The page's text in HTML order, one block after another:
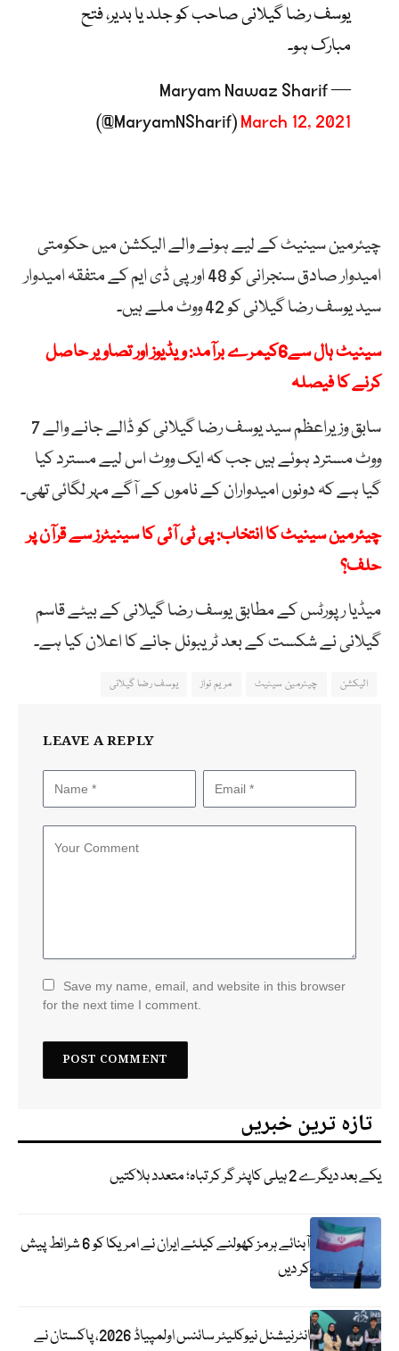
یوسف رضا گیلانی صاحب کو جلد یا بدیر، فتح
مبارک ہو۔
— Maryam Nawaz Sharif
(@MaryamNSharif)March 12, 2021
چیئرمین سینیٹ کے لیے ہونے والے الیکشن میں حکومتی
امیدوار صادق سنجرانی کو 48 اور پی ڈی ایم کے متفقہ امیدوار
سید یوسف رضا گیلانی کو 42 ووٹ ملے ہیں۔
سینیٹ ہال سے6کیمرے برآمد: ویڈیوز اور تصاویر حاصل
کرنے کا فیصلہ
سابق وزیراعظم سید یوسف رضا گیلانی کو ڈالے جانے والے 7
ووٹ مسترد ہوئے ہیں جب کہ ایک ووٹ اس لیے مسترد کیا
گیا ہے کہ دونوں امیدواران کے ناموں کے آگے مہر لگائی تھی۔
چیئرمین سینیٹ کا انتخاب: پی ٹی آئی کا سینیٹرز سے قرآن پر
حلف؟
میڈیا رپورٹس کے مطابق یوسف رضا گیلانی کے بیٹے قاسم
گیلانی نے شکست کے بعد ٹریبونل جانے کا اعلان کیا ہے۔
الیکشن چیئرمین سینیٹ مریم نواز یوسف رضا گیلانی
LEAVE A REPLY
Save my name, email, and website in this browser
for the next time I comment.
تازہ ترین خبریں
یکے بعد دیگرے 2 ہیلی کاپٹر گر کر تباہ؛ متعدد ہلاکتیں
آبنائے ہرمز کھولنے کیلئے ایران نے امریکا کو 6 شرائط پیش
کر دیں
انٹرنیشنل نیوکلیئر سائنس اولمپیاڈ 2026، پاکستان نے